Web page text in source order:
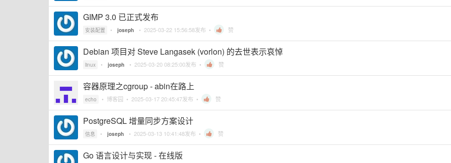
GIMP 3.0 已正式发布
安装配置 • joseph • 2025-03-22 15:56:58发布 • 赞
Debian 项目对 Steve Langasek (vorlon) 的去世表示哀悼
linux • joseph • 2025-03-20 08:25:00发布 • 赞
容器原理之cgroup - abin在路上
echo • 博客园 • 2025-03-17 20:45:47发布 • 赞
PostgreSQL 增量同步方案设计
信息 • joseph • 2025-03-13 10:41:48发布 • 赞
Go 语言设计与实现 - 在线版